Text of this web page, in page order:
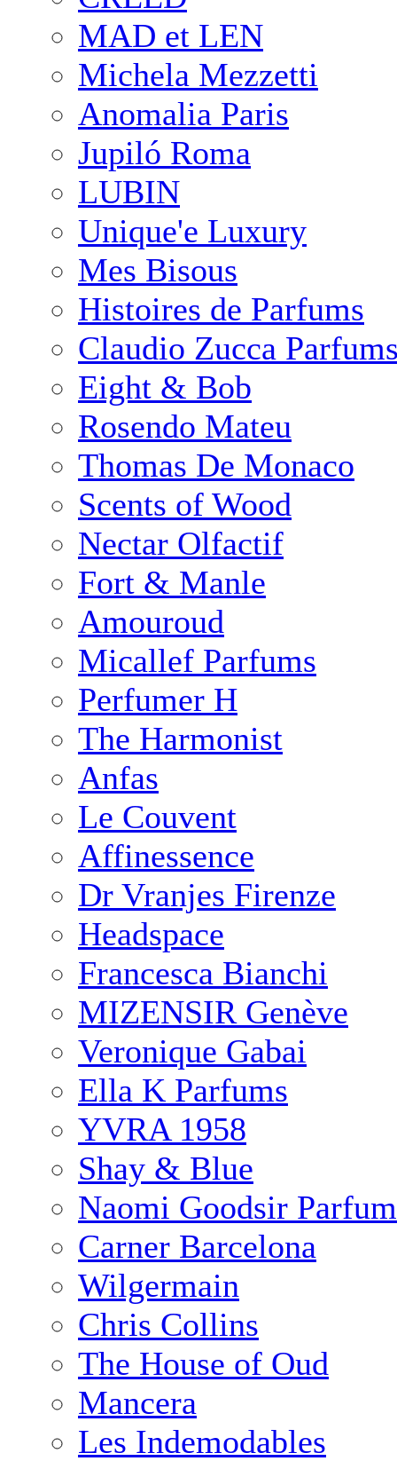
MAD et LEN
Michela Mezzetti
Anomalia Paris
Jupiló Roma
LUBIN
Unique'e Luxury
Mes Bisous
Histoires de Parfums
Claudio Zucca
Eight & Bob
Rosendo Mateu
Thomas De Monaco
Scents of Wood
Nectar Olfactif
Fort & Manle
Amouroud
Micallef Parfums
Perfumer H
The Harmonist
Anfas
Le Couvent
Affinessence
Dr Vranjes Firenze
Headspace
Francesca Bianchi
MIZENSIR Genève
Veronique Gabai
Ella K Parfums
YVRA 1958
Shay & Blue
Naomi Goodsir
Carner Barcelona
Wilgermain
Chris Collins
The House of Oud
Mancera
Les Indemodables